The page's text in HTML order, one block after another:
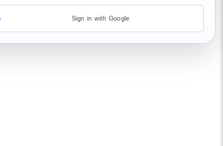
Sign in with Google